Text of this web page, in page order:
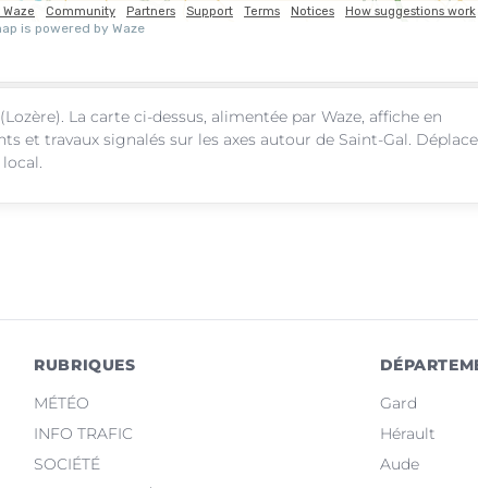
(Lozère). La carte ci-dessus, alimentée par Waze, affiche en
et travaux signalés sur les axes autour de Saint-Gal.
RUBRIQUES
MÉTÉO
INFO TRAFIC
SOCIÉTÉ
Gard
Hérault
Aude